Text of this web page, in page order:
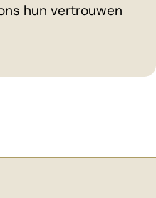
hun vertrouwen